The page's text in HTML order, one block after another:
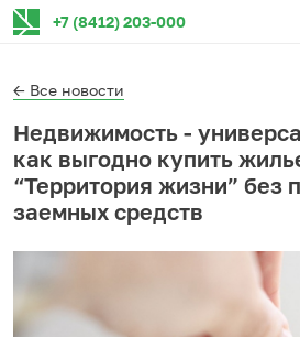
+7 (8412) 203-000
← Все новости
Недвижимость -
как выгодно купить
“Территория жизни” без
заемных средств